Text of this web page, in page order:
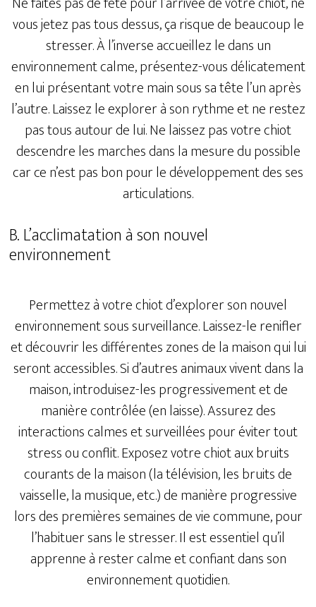
vous jetez pas tous dessus, ça risque de beaucoup le
stresser. À l’inverse accueillez le dans un
environnement calme, présentez-vous délicatement
en lui présentant votre main sous sa tête l’un après
l’autre. Laissez le explorer à son rythme et ne restez
pas tous autour de lui. Ne laissez pas votre chiot
descendre les marches dans la mesure du possible
car ce n’est pas bon pour le développement des ses
articulations.
B. L’acclimatation à son nouvel
environnement
Permettez à votre chiot d’explorer son nouvel
environnement sous surveillance. Laissez-le renifler
et découvrir les différentes zones de la maison qui lui
seront accessibles. Si d’autres animaux vivent dans la
maison, introduisez-les progressivement et de
manière contrôlée (en laisse). Assurez des
interactions calmes et surveillées pour éviter tout
stress ou conflit. Exposez votre chiot aux bruits
courants de la maison (la télévision, les bruits de
vaisselle, la musique, etc.) de manière progressive
lors des premières semaines de vie commune, pour
l’habituer sans le stresser. Il est essentiel qu’il
apprenne à rester calme et confiant dans son
environnement quotidien.